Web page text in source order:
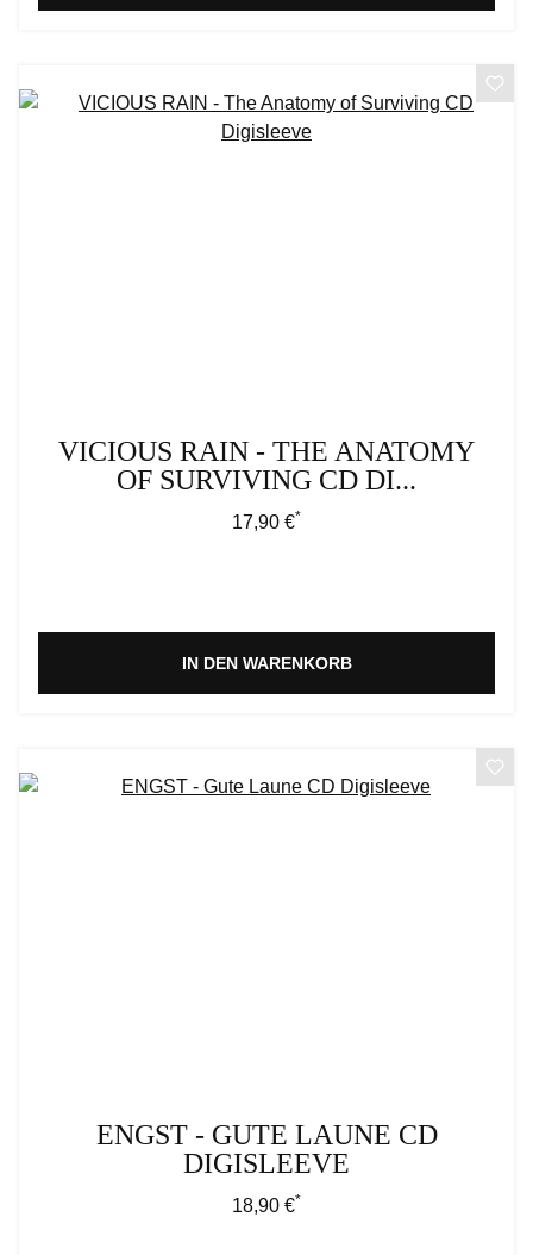
VICIOUS RAIN - THE ANATOMY
OF SURVIVING CD DI...
Regulärer Preis:
17,90 €*
IN DEN WARENKORB
ENGST - GUTE LAUNE CD
DIGISLEEVE
Regulärer Preis:
18,90 €*